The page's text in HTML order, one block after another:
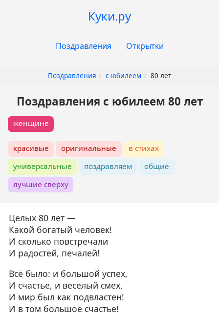
Куки.ру
ОсновнаяПоздравления Открытки
Поздравления с юбилеем 80 лет
Поздравления с юбилеем 80 лет
женщине
красивые оригинальные
в стихах
универсальные
поздравляем
общие
лучшие сверху
Целых 80 лет —
Какой богатый человек!
И сколько повстречали
И радостей, печалей!
Всё было: и большой успех,
И счастье, и веселый смех,
И мир был как подвластен!
И в том большое счастье!